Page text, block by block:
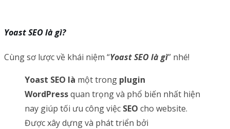
Yoast SEO là gì?
Cùng sơ lược về khái niệm “Yoast SEO là gì” nhé!
Yoast SEO là một trong plugin
WordPressquan trọng và phổ biến nhất hiện
nay giúp tối ưu công việc SEO cho website.
Được xây dựng và phát triển bởi